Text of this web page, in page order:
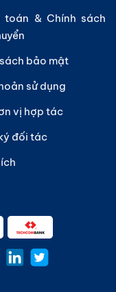
toán & Chính sách
bảo mật
sử dụng
vị hợp tác
đối tác